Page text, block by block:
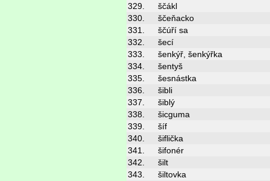
329.
ščákl
330.
ščeňacko
331.
ščúří sa
332.
šecí
333.
šenkýř, šenkýřka
334.
šentyš
335.
šesnástka
336.
šibli
337.
šiblý
338.
šicguma
339.
šíf
340.
šiflička
341.
šifonér
342.
šilt
343.
šiltovka